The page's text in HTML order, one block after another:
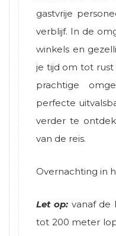
gastvrije
verblijf. In de
winkels en
je tijd om tot
prachtige
perfecte
verder te
van de reis.
Overnachting in
Let op: vanaf de
tot 200 meter